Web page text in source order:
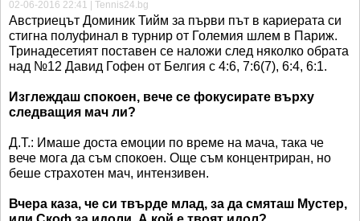
02-06-2016 22:41 | Tennis24.bg
Австриецът Доминик Тийм за първи път в кариерата си
стигна полуфинал в турнир от Големия шлем в Париж.
Тринадесетият поставен се наложи след няколко обрата
над №12 Давид Гофен от Белгия с 4:6, 7:6(7), 6:4, 6:1.
Изглеждаш спокоен, вече се фокусирате върху
следващия мач ли?
Д.Т.: Имаше доста емоции по време на мача, така че
вече мога да съм спокоен. Още съм концентриран, но
беше страхотен мач, интензивен.
Вчера каза, че си твърде млад, за да смяташ Мустер,